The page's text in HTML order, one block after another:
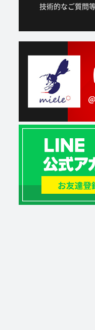
技術的なご質問